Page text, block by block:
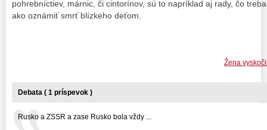
pohrebníctiev, márnic, či cintorínov, sú to napríklad aj rady, čo
ako oznámiť smrť blízkeho deťom.
Žena
Debata ( 1 príspevok )
Rusko a ZSSR a zase Rusko bola vždy ...